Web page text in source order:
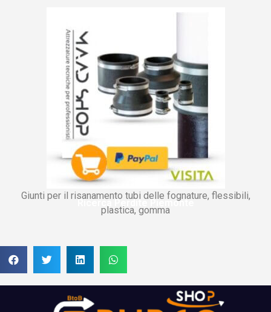
Giunti per il risanamento tubi delle fognature, flessibili,
plastica, gomma
Ricerca Perdite Piemonte